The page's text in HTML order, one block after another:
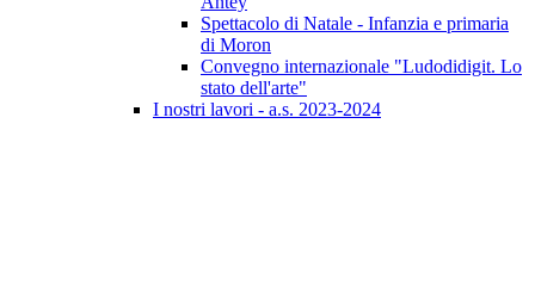
Spettacolo di Natale - Infanzia e primaria
di Moron
Convegno internazionale "Ludodidigit. Lo
stato dell'arte"
I nostri lavori - a.s. 2023-2024